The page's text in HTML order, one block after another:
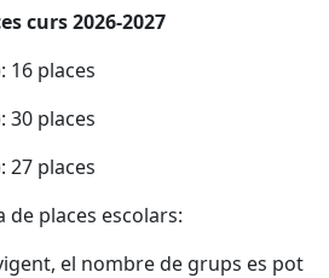
curs 2026-2027
16 places
30 places
27 places
places escolars:
el nombre de grups es pot